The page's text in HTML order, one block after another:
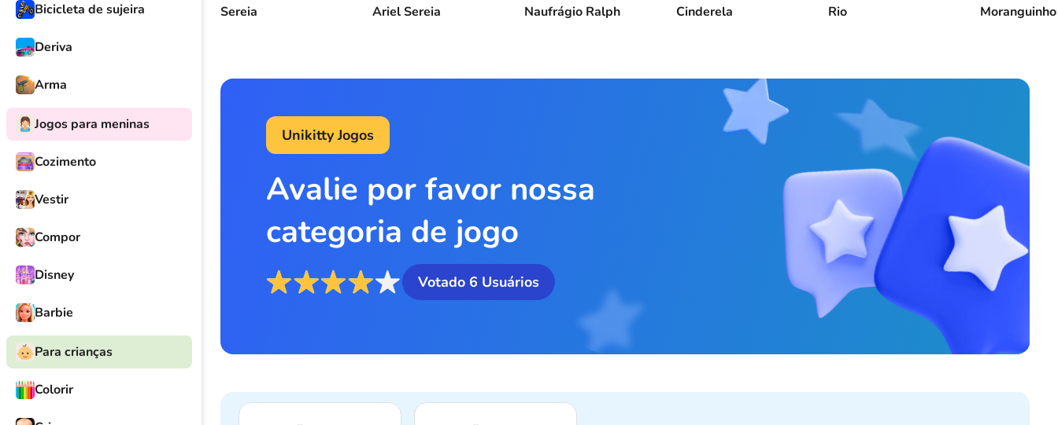
Bicicleta de sujeira
Deriva
Arma
Jogos para meninas
Cozimento
Vestir
Compor
Disney
Barbie
Para crianças
Colorir
Sereia Ariel Sereia Naufrágio Ralph Cinderela Rio Moranguinho
Unikitty Jogos
Avalie por favor nossa
categoria de jogo
Votado 6 Usuários